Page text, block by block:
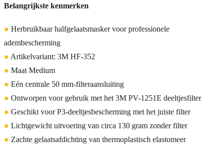
Belangrijkste kenmerken
● Herbruikbaar halfgelaatsmasker voor professionele
adembescherming
● Artikelvariant: 3M HF-352
● Maat Medium
● Eén centrale 50 mm-filteraansluiting
● Ontworpen voor gebruik met het 3M PV-1251E deeltjesfilter
● Geschikt voor P3-deeltjesbescherming met het juiste filter
● Lichtgewicht uitvoering van circa 130 gram zonder filter
● Zachte gelaatsafdichting van thermoplastisch elastomeer